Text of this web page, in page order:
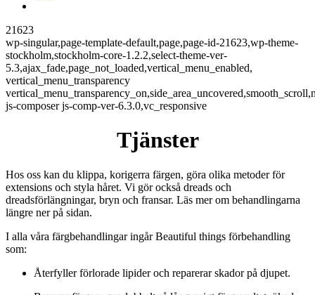
21623
wp-singular,page-template-default,page,page-id-21623,wp-theme-
stockholm,stockholm-core-1.2.2,select-theme-ver-
5.3,ajax_fade,page_not_loaded,vertical_menu_enabled,
vertical_menu_transparency
js-composer js-comp-ver-6.3.0,vc_responsive
Tjänster
Hos oss kan du klippa, korigerra färgen, göra olika metoder för
extensions och styla håret. Vi gör också dreads och
dreadsförlängningar, bryn och fransar. Läs mer om behandlingarna
längre ner på sidan.
I alla våra färgbehandlingar ingår Beautiful things förbehandling
som:
Återfyller förlorade lipider och reparerar skador på djupet.